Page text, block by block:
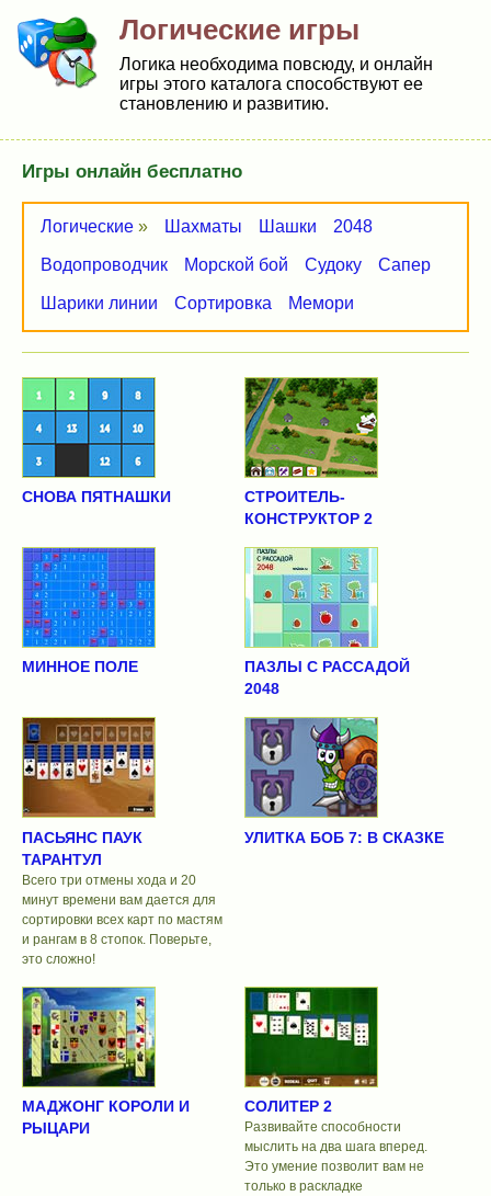
Логические игры
Логика необходима повсюду, и онлайн
игры этого каталога способствуют ее
становлению и развитию.
Игры онлайн бесплатно
Логические » Шахматы Шашки 2048
Водопроводчик Морской бой Судоку Сапер
Шарики линии Сортировка Мемори
СНОВА ПЯТНАШКИ
СТРОИТЕЛЬ-
КОНСТРУКТОР 2
МИННОЕ ПОЛЕ
ПАЗЛЫ С РАССАДОЙ
2048
ПАСЬЯНС ПАУК
ТАРАНТУЛ
Всего три отмены хода и 20
минут времени вам дается для
сортировки всех карт по мастям
и рангам в 8 стопок. Поверьте,
это сложно!
УЛИТКА БОБ 7: В СКАЗКЕ
МАДЖОНГ КОРОЛИ И
РЫЦАРИ
СОЛИТЕР 2
Развивайте способности
мыслить на два шага вперед.
Это умение позволит вам не
только в раскладке